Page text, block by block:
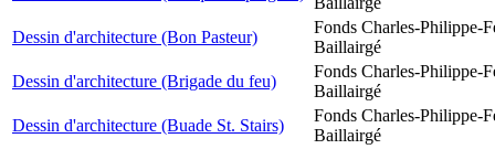
Dessin d'architecture (Bon Pasteur)
Fonds Charles-Philippe-
Baillairgé
Dessin d'architecture (Brigade du feu)
Fonds Charles-Philippe-
Baillairgé
Dessin d'architecture (Buade St. Stairs)
Fonds Charles-Philippe-
Baillairgé